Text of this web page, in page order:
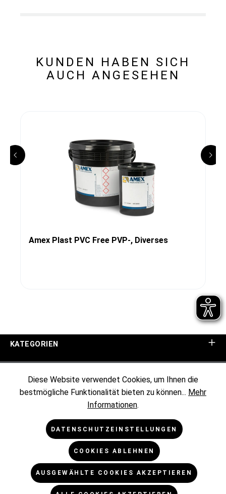
KUNDEN HABEN SICH
AUCH ANGESEHEN
Amex Plast PVC Free PVP-, Diverses
KATEGORIEN
KUNDENINFORMATIONEN
RECHTLICHES
* Alle Preise exkl. gesetzl. Mehrwertsteuer zzgl.
Diese Website verwendet Cookies, um Ihnen die
bestmögliche Funktionalität bieten zu können... Mehr
Informationen.
DATENSCHUTZEINSTELLUNGEN
COOKIES ABLEHNEN
AUSGEWÄHLTE COOKIES AKZEPTIEREN